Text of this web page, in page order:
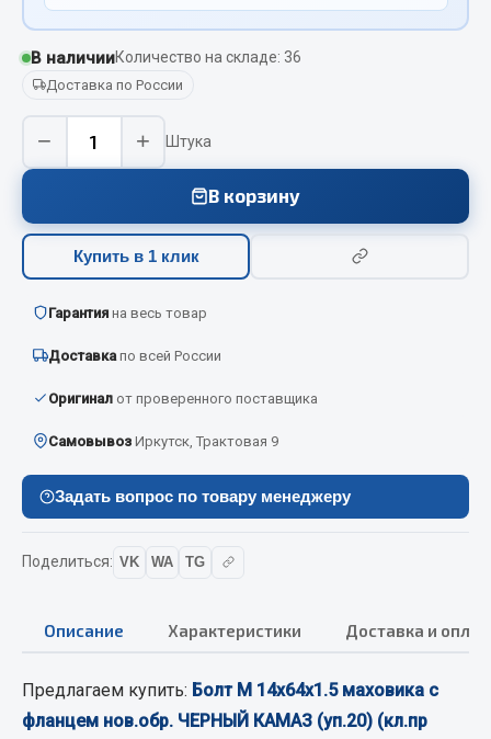
Автотовары
Автокаталоги
Аксессуары автомобильные
Аптечки и знаки автомобильные
Брызговики
Вентиляторы кабины
Вымпела
Показать ещё
Смазочные материалы
Масла
Технические жидкости
Болты
В наличииКоличество на складе: 36
Доставка по России
− + Штука
В корзину
Купить в 1 клик
Гарантия на весь товар
Доставка по всей России
Оригинал от проверенного поставщика
Самовывоз Иркутск, Трактовая 9
Задать вопрос по товару менеджеру
Поделиться: VK WA TG
Описание Характеристики Доставка и
Предлагаем купить: Болт М 14х64х1.5 маховика с
фланцем нов.обр. ЧЕРНЫЙ КАМАЗ (уп.20) (кл.пр